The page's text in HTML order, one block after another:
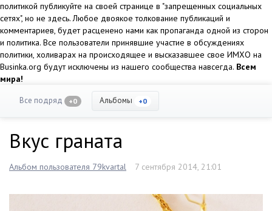
политикой публикуйте на своей странице в "запрещенных социальных
сетях", но не здесь. Любое двоякое толкование публикаций и
комментариев, будет расценено нами как пропаганда одной из сторон
и политика. Все пользователи принявшие участие в обсуждениях
политики, холиварах на происходящее и высказавшее свое ИМХО на
Businka.org будут исключены из нашего сообщества навсегда. Всем
мира!
Все подряд +0 Альбомы +0
Вкус граната
Альбом пользователя 79kvartal 7 сентября 2014, 21:01